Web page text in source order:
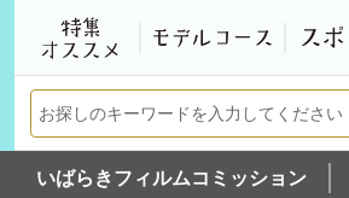
いばらきフィルムコミッション